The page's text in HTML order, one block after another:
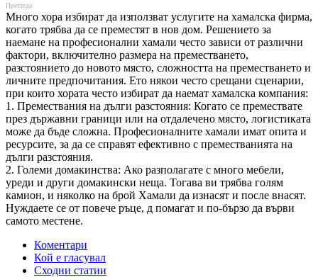
Прегледа
Много хора избират да използват услугите на хамалска фирма,
когато трябва да се преместят в нов дом. Решението за
наемане на професионални хамали често зависи от различни
фактори, включително размера на преместването,
разстоянието до новото място, сложността на преместването и
личните предпочитания. Ето някои често срещани сценарии,
при които хората често избират да наемат хамалска компания:
1. Премествания на дълги разстояния: Когато се премествате
през държавни граници или на отдалечено място, логистиката
може да бъде сложна. Професионалните хамали имат опита и
ресурсите, за да се справят ефективно с преместванията на
дълги разстояния.
2. Големи домакинства: Ако разполагате с много мебели,
уреди и други домакински неща. Тогава ви трябва голям
камион, и няколко на брой Хамали да изнасят и после внасят.
Нуждаете се от повече ръце, д помагат и по-бързо да върви
самото местене.
Коментари
Кой е гласувал
Сходни статии